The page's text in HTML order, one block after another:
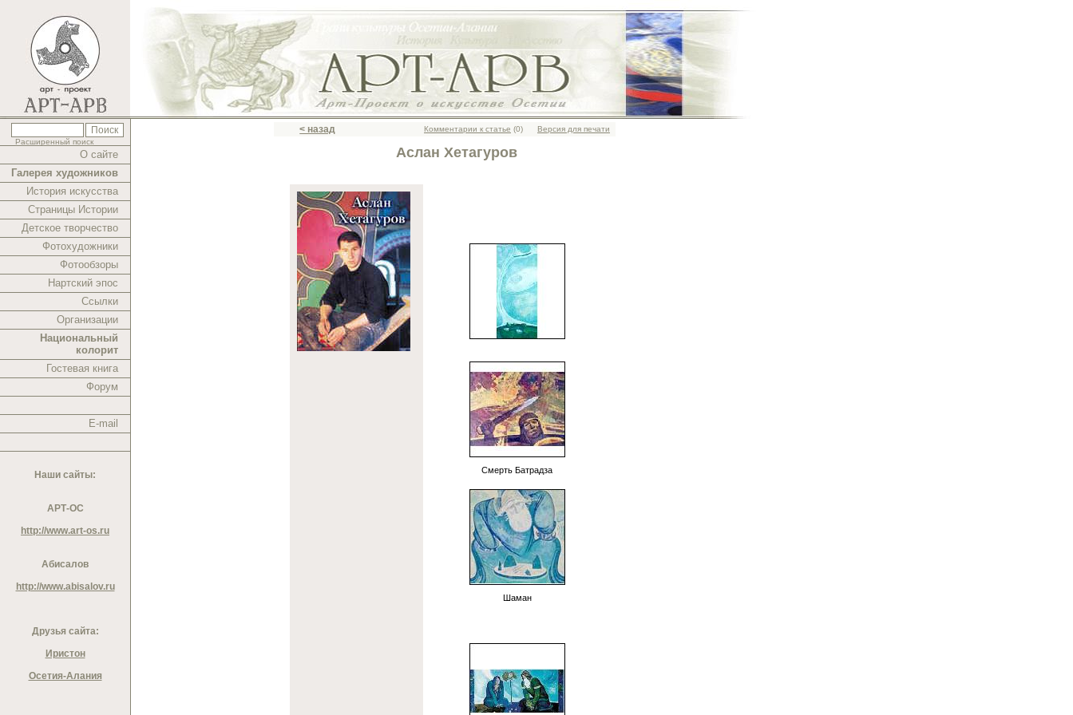
Расширенный поиск
О сайте
Галерея художников
История искусства
Страницы Истории
Детское творчество
Фотохудожники
Фотообзоры
Нартский эпос
Ссылки
Организации
Национальный
колорит
Гостевая книга
Форум
E-mail
Наши сайты:
АРТ-ОС
http://www.art-os.ru
Абисалов
http://www.abisalov.ru
Друзья сайта:
Иристон
Осетия-Алания
< назад Комментарии к статье (0) Версия для печати
Аслан Хетагуров
Смерть Батрадза
Шаман